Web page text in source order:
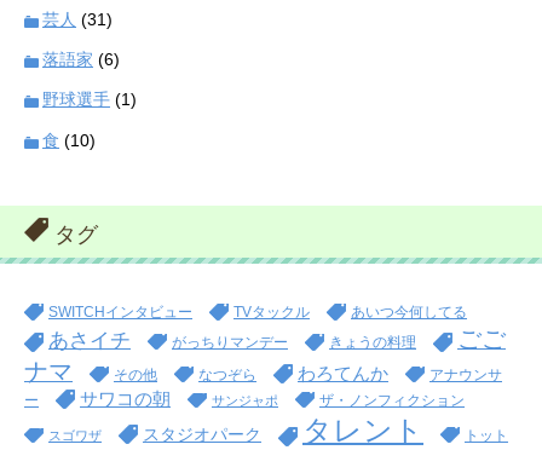
芸人 (31)
落語家 (6)
野球選手 (1)
食 (10)
タグ
SWITCHインタビュー TVタックル あいつ今何してる
あさイチ がっちりマンデー きょうの料理
ごご
ナマ
その他 なつぞら わろてんか
アナウンサ
ー
サワコの朝 サンジャポ ザ・ノンフィクション
スゴワザ スタジオパーク タレント
トット